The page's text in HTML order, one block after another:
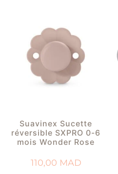
Suavinex Sucette
réversible SXPRO 0-6
mois Wonder Rose
110,00 MAD